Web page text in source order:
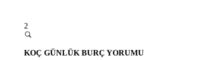
2
KOÇ GÜNLÜK BURÇ YORUMU